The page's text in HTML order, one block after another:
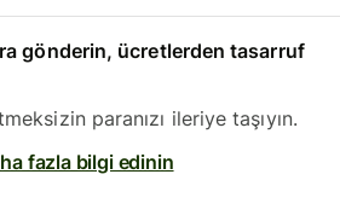
gönderin, ücretlerden tasarruf
paranızı ileriye taşıyın.
fazla bilgi edinin